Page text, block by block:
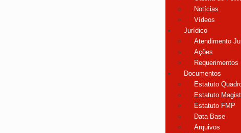
Notícias
Vídeos
Jurídico
Atendimento
Ações
Requerimentos
Documentos
Estatuto
Estatuto
Estatuto FMP
Data Base
Arquivos